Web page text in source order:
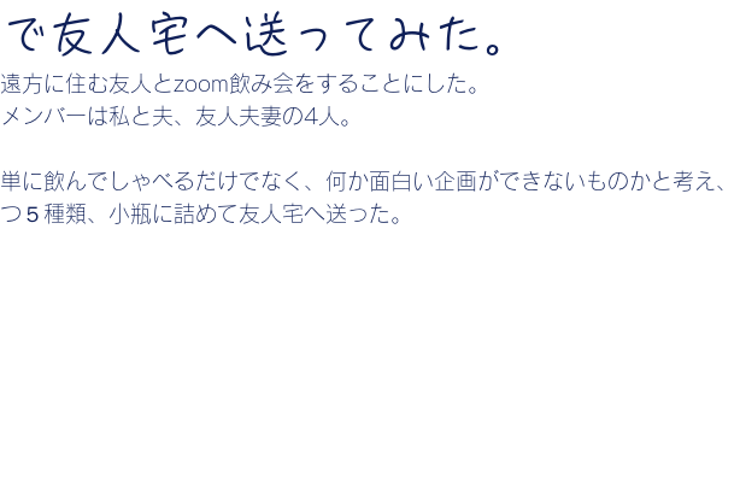
で友人宅へ送ってみた。
遠方に住む友人とzoom飲み会をすることにした。
メンバーは私と夫、友人夫妻の4人。
単に飲んでしゃべるだけでなく、何か面白い企画ができないものかと考え
つ５種類、小瓶に詰めて友人宅へ送った。